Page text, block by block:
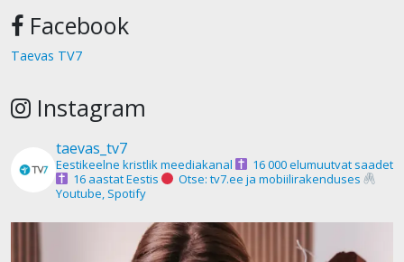
Facebook
Taevas TV7
Instagram
taevas_tv7
Eestikeelne kristlik meediakanal
16 000 elumuutvat saadet
16 aastat Eestis
Otse: tv7.ee ja mobiilirakenduses
Youtube, Spotify